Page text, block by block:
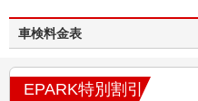
車検料金表
EPARK特別割引